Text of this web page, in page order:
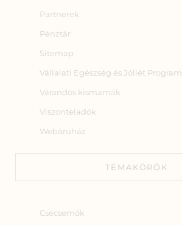
Partnerek
Pénztár
Sitemap
Vállalati Egészség és Jóllét Program
Várandós kismamák
Viszonteladók
Webáruház
TÉMAKÖRÖK
Csecsemők